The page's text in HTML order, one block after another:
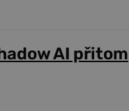
AI přitom